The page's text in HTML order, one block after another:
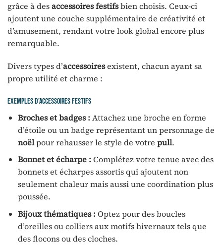
grâce à desaccessoires festifsbien choisis. Ceux-ci
ajoutent une couche supplémentaire de créativité et
d’amusement, rendant votre look global encore plus
remarquable.
Divers types d’accessoiresexistent, chacun ayant sa
propre utilité et charme :
Exemples d’accessoires festifs
Broches et badges :Attachez une broche en forme
d’étoile ou un badge représentant un personnage de
noëlpour rehausser le style de votre pull.
Bonnet et écharpe :Complétez votre tenue avec des
bonnets et écharpes assortis qui ajoutent non
seulement chaleur mais aussi une coordination plus
poussée.
Bijoux thématiques :Optez pour des boucles
d’oreilles ou colliers aux motifs hivernaux tels que
des flocons ou des cloches.